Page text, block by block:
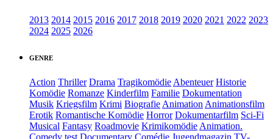
2013 2014 2015 2016 2017 2018 2019 2020 2021 2022 2023
2024 2025 2026
GENRE
Action Thriller Drama Tragikomödie Abenteuer Historie
Komödie Romanze Kinderfilm Familie Dokumentation
Musik Kriegsfilm Krimi Biografie Animation Animationsfilm
Erotik Romantische Komödie Horror Dokumentarfilm Sci-Fi
Musical Fantasy Roadmovie Krimikomödie Animation.
Comedy test Documentary Comédie Jugendmagazin TV-